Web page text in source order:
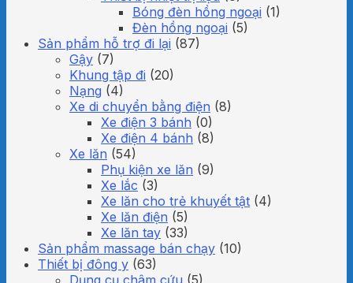
Bóng đèn hồng ngoại (1)
Đèn hồng ngoại (5)
Sản phẩm hỗ trợ đi lại (87)
Gậy (7)
Khung tập đi (20)
Nạng (4)
Xe di chuyển bằng điện (8)
Xe điện 3 bánh (0)
Xe điện 4 bánh (8)
Xe lăn (54)
Phụ kiện xe lăn (9)
Xe lắc (3)
Xe lăn cho trẻ khuyết tật (4)
Xe lăn điện (5)
Xe lăn tay (33)
Sản phẩm massage bán chạy (10)
Thiết bị đông y (63)
Dụng cụ châm cứu (5)